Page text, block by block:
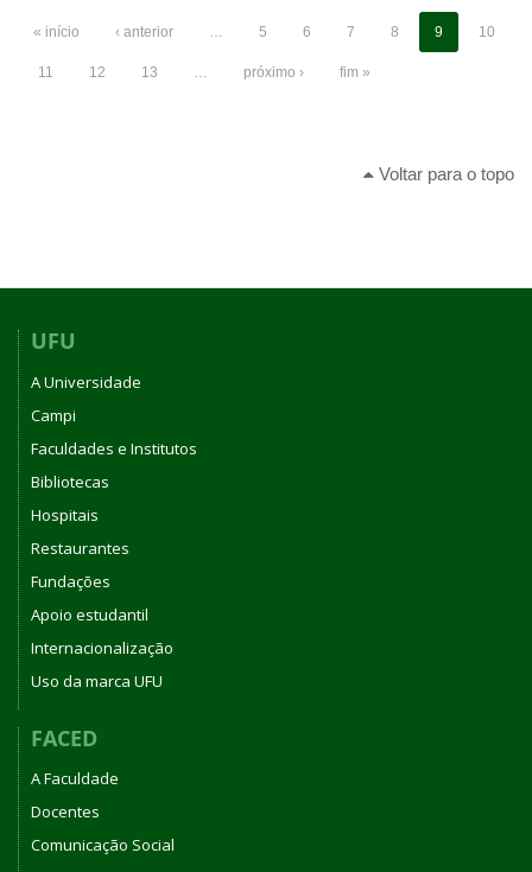
« início ‹ anterior 5 6 7 8 9 10
11 12 13 próximo › fim »
Voltar para o topo
UFU
A Universidade
Campi
Faculdades e Institutos
Bibliotecas
Hospitais
Restaurantes
Fundações
Apoio estudantil
Internacionalização
Uso da marca UFU
FACED
A Faculdade
Docentes
Comunicação Social